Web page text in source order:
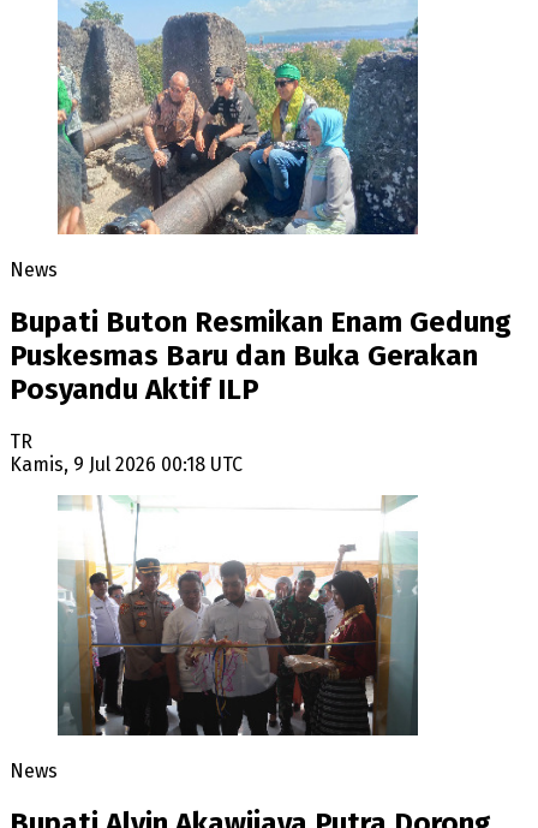
News
Bupati Buton Resmikan Enam Gedung
Puskesmas Baru dan Buka Gerakan
Posyandu Aktif ILP
TR
Kamis, 9 Jul 2026 00:18 UTC
News